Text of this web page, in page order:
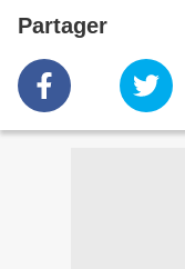
Partager